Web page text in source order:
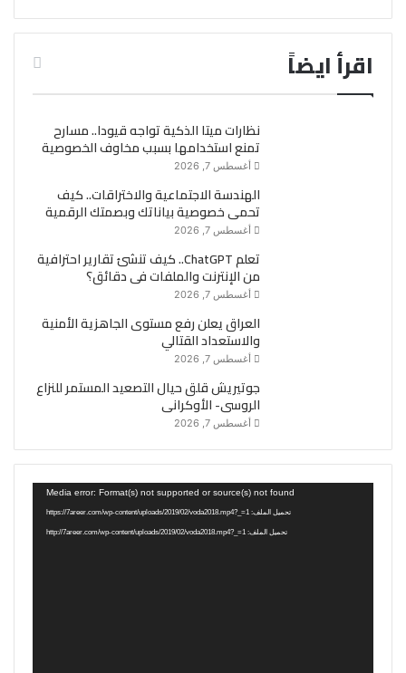
اقرأ ايضاً
نظارات ميتا الذكية تواجه قيودا.. مسارح
تمنع استخدامها بسبب مخاوف الخصوصية
أغسطس 7, 2026
الهندسة الاجتماعية والاختراقات.. كيف
تحمى خصوصية بياناتك وبصمتك الرقمية
أغسطس 7, 2026
تعلم ChatGPT.. كيف تنشئ تقارير احترافية
من الإنترنت والملفات فى دقائق؟
أغسطس 7, 2026
العراق يعلن رفع مستوى الجاهزية الأمنية
والاستعداد القتالي
أغسطس 7, 2026
جوتيريش قلق حيال التصعيد المستمر للنزاع
الروسى- الأوكرانى
أغسطس 7, 2026
Media error: Format(s) not supported or source(s) not found
تحميل الملف: https://7areer.com/wp-content/uploads/2019/02/voda2018.mp4?_=1
تحميل الملف: http://7areer.com/wp-content/uploads/2019/02/voda2018.mp4?_=1